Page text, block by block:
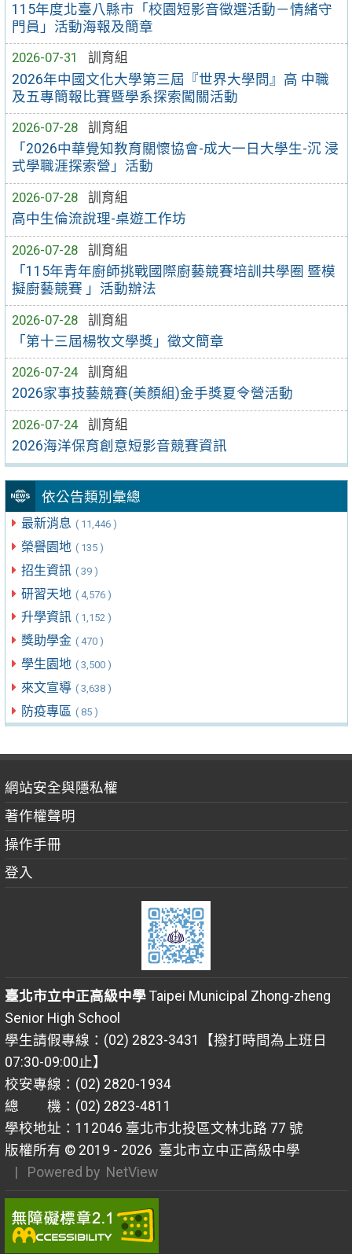
115年度北臺八縣市「校園短影音徵選活動－情緒守
門員」活動海報及簡章
2026-07-31
訓育組
2026年中國文化大學第三屆『世界大學問』高 中職
及五專簡報比賽暨學系探索闖關活動
2026-07-28
訓育組
「2026中華覺知教育關懷協會-成大一日大學生-沉 浸
式學職涯探索營」活動
2026-07-28
訓育組
高中生倫流說理-桌遊工作坊
2026-07-28
訓育組
「115年青年廚師挑戰國際廚藝競賽培訓共學圈 暨模
擬廚藝競賽 」活動辦法
2026-07-28
訓育組
「第十三屆楊牧文學獎」徵文簡章
2026-07-24
訓育組
2026家事技藝競賽(美顏組)金手獎夏令營活動
2026-07-24
訓育組
2026海洋保育創意短影音競賽資訊
依公告類別彙總
最新消息 ( 11,446 )
榮譽園地 ( 135 )
招生資訊 ( 39 )
研習天地 ( 4,576 )
升學資訊 ( 1,152 )
獎助學金 ( 470 )
學生園地 ( 3,500 )
來文宣導 ( 3,638 )
防疫專區 ( 85 )
網站安全與隱私權
著作權聲明
操作手冊
登入
臺北市立中正高級中學Taipei Municipal Zhong-zheng
Senior High School
學生請假專線：(02) 2823-3431【撥打時間為上班日
07:30-09:00止】
校安專線：(02) 2820-1934
總 機：(02) 2823-4811
學校地址：112046 臺北市北投區文林北路 77 號
版權所有 © 2019 - 2026 臺北市立中正高級中學
| Powered by NetView